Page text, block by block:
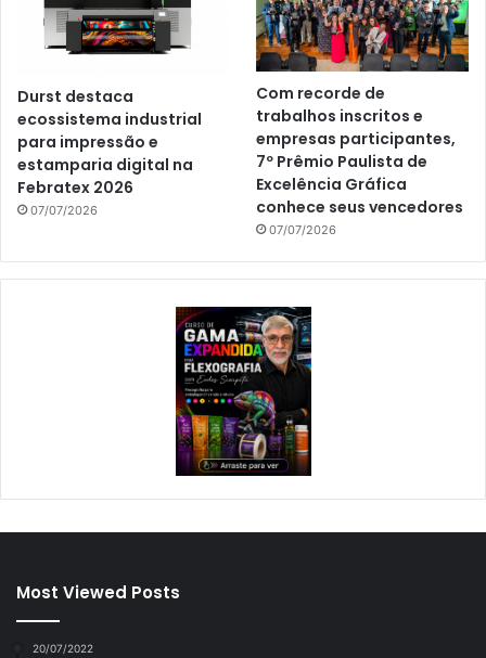
Durst destaca
ecossistema industrial
para impressão e
estamparia digital na
Febratex 2026
07/07/2026
Com recorde de
trabalhos inscritos e
empresas participantes,
7º Prêmio Paulista de
Excelência Gráfica
conhece seus vencedores
07/07/2026
Most Viewed Posts
20/07/2022